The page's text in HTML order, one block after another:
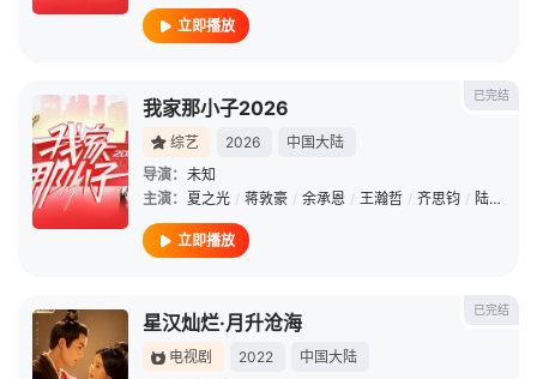
立即播放
已完结
我家那小子2026
综艺 2026
中国大陆
导演： 未知
主演： 夏之光 / 蒋敦豪 / 余承恩 / 王瀚哲 / 齐思钧 / 陆虎
立即播放
已完结
星汉灿烂·月升沧海
电视剧 2022
中国大陆